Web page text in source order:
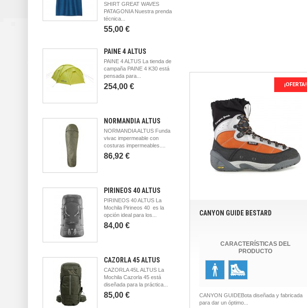
SHIRT GREAT WAVES
PATAGONIA Nuestra prenda
técnica...
55,00 €
PAINE 4 ALTUS
PAINE 4 ALTUS La tienda de
campaña PAINE 4 K30 está
pensada para...
254,00 €
NORMANDIA ALTUS
NORMANDIA ALTUS Funda
vivac impermeable con
costuras impermeables....
86,92 €
PIRINEOS 40 ALTUS
PIRINEOS 40 ALTUS La
Mochila Pirineos 40 es la
opción ideal para los...
84,00 €
CAZORLA 45 ALTUS
CAZORLA 45L ALTUS La
Mochila Cazorla 45 está
diseñada para la práctica...
85,00 €
¡OFERTA!
CANYON GUIDE BESTARD
CARACTERÍSTICAS DEL
PRODUCTO
CANYON GUIDEBota diseñada y fabricada
para dar un óptimo...